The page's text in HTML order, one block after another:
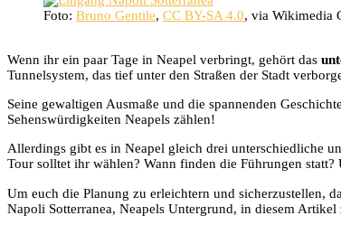
Foto: Bruno Gentile, CC BY-SA 4.0, via Wikimedia
Wenn ihr ein paar Tage in Neapel verbringt, gehört das
Tunnelsystem, das tief unter den Straßen der Stadt
Seine gewaltigen Ausmaße und die spannenden
Sehenswürdigkeiten Neapels zählen!
Allerdings gibt es in Neapel gleich drei unterschiedliche
Tour solltet ihr wählen? Wann finden die Führungen
Um euch die Planung zu erleichtern und sicherzustellen,
Napoli Sotterranea, Neapels Untergrund, in diesem Artikel